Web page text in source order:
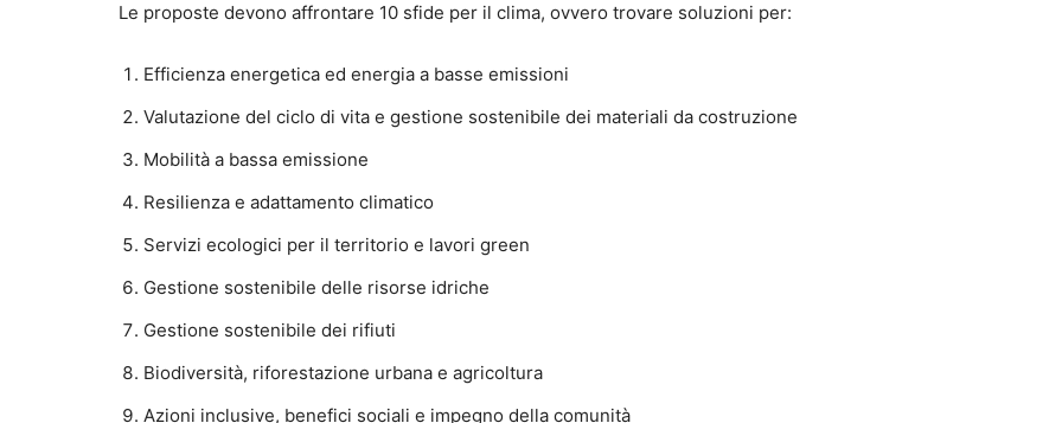
Le proposte devono affrontare 10 sfide per il clima, ovvero trovare soluzioni per:
Efficienza energetica ed energia a basse emissioni
Valutazione del ciclo di vita e gestione sostenibile dei materiali da costruzione
Mobilità a bassa emissione
Resilienza e adattamento climatico
Servizi ecologici per il territorio e lavori green
Gestione sostenibile delle risorse idriche
Gestione sostenibile dei rifiuti
Biodiversità, riforestazione urbana e agricoltura
Azioni inclusive, benefici sociali e impegno della comunità